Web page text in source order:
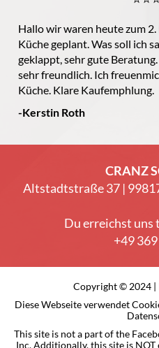
Hallo wir waren heute zum
Küche geplant. Was soll ich
geklappt, sehr gute
sehr freundlich. Ich
Küche. Klare Kaufemphlung.
-Kerstin Roth
CRANZ
Altstadtstraße 37 |
Du erreichst
+49
Copyright © 2024 |
Diese Webseite verwendet
This site is not a part of the
Inc. Additionally, this site is